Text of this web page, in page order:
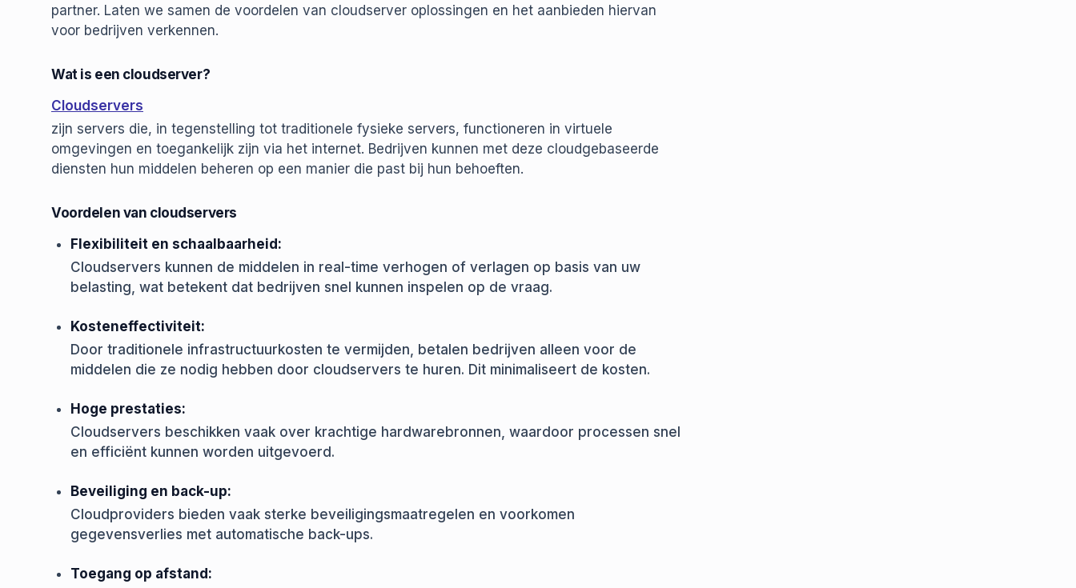
partner. Laten we samen de voordelen van cloudserver oplossingen en het aanbieden hiervan
voor bedrijven verkennen.
Wat is een cloudserver?
Cloudservers
zijn servers die, in tegenstelling tot traditionele fysieke servers, functioneren in virtuele
omgevingen en toegankelijk zijn via het internet. Bedrijven kunnen met deze cloudgebaseerde
diensten hun middelen beheren op een manier die past bij hun behoeften.
Voordelen van cloudservers
Flexibiliteit en schaalbaarheid:
Cloudservers kunnen de middelen in real-time verhogen of verlagen op basis van uw
belasting, wat betekent dat bedrijven snel kunnen inspelen op de vraag.
Kosteneffectiviteit:
Door traditionele infrastructuurkosten te vermijden, betalen bedrijven alleen voor de
middelen die ze nodig hebben door cloudservers te huren. Dit minimaliseert de kosten.
Hoge prestaties:
Cloudservers beschikken vaak over krachtige hardwarebronnen, waardoor processen snel
en efficiënt kunnen worden uitgevoerd.
Beveiliging en back-up:
Cloudproviders bieden vaak sterke beveiligingsmaatregelen en voorkomen
gegevensverlies met automatische back-ups.
Toegang op afstand: